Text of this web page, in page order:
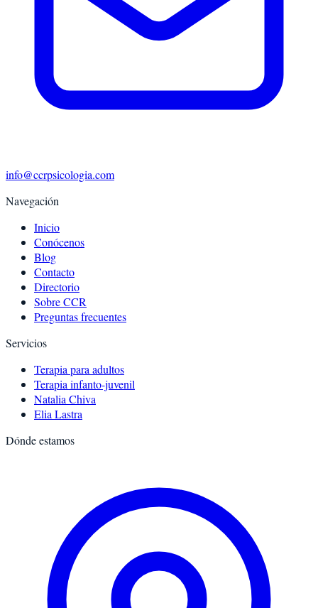
info@ccrpsicologia.com
Navegación
Inicio
Conócenos
Blog
Contacto
Directorio
Sobre CCR
Preguntas frecuentes
Servicios
Terapia para adultos
Terapia infanto-juvenil
Natalia Chiva
Elia Lastra
Dónde estamos